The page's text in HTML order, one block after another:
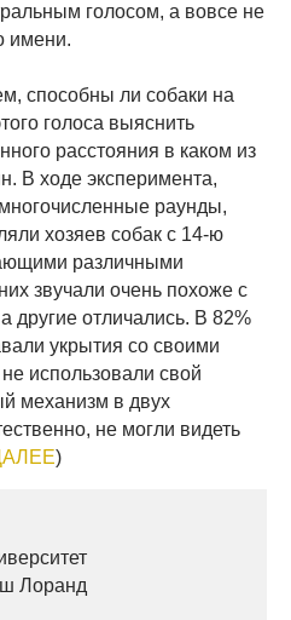
голосом, а вовсе не
имени.
способны ли собаки на
голоса выяснить
расстояния в каком из
В ходе эксперимента,
раунды,
хозяев собак с 14-ю
различными
звучали очень похоже с
другие отличались. В 82%
укрытия со своими
использовали свой
механизм в двух
не могли видеть
)